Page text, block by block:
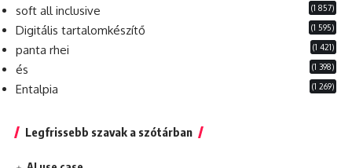
soft all inclusive (1 857)
Digitális tartalomkészítő (1 595)
panta rhei (1 421)
és (1 398)
Entalpia (1 269)
Legfrissebb szavak a szótárban